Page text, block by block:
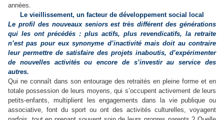
années.
Le vieillissement, un facteur de développement social local
Le profil des nouveaux seniors est très différent des générations
qui les ont précédés : plus actifs, plus revendicatifs, la retraite
n’est pas pour eux synonyme d’inactivité mais doit au contraire
leur permettre de satisfaire des projets inaboutis, d’expérimenter
de nouvelles activités ou encore de s’investir au service des
autres.
Qui ne connaît dans son entourage des retraités en pleine forme et en
totale possession de leurs moyens, qui s’occupent activement de leurs
petits-enfants, multiplient les engagements dans la vie publique ou
associative, font du sport ou ont des activités culturelles, voyagent